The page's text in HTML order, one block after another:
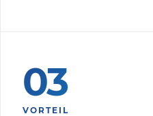
03
VORTEIL